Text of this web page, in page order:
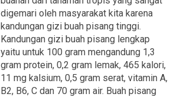
digemari oleh masyarakat kita karena
kandungan gizi buah pisang tinggi.
Kandungan gizi buah pisang lengkap
yaitu untuk 100 gram mengandung 1,3
gram protein, 0,2 gram lemak, 465 kalori,
11 mg kalsium, 0,5 gram serat, vitamin A,
B2, B6, C dan 70 gram air. Buah pisang